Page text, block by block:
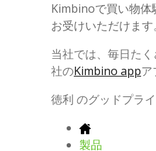
Kimbinoで買い物体
お受けいただけます。
当社では、毎日た
社のKimbino appア
徳利 のグッドプラ
製品